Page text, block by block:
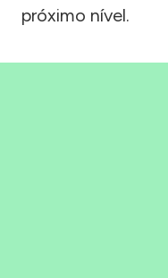
próximo nível.